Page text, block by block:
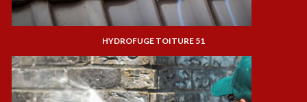
HYDROFUGE TOITURE 51